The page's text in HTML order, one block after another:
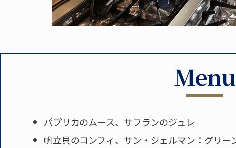
Menu
パプリカのムース、サフランのジュレ
帆立貝のコンフィ、サン・ジェルマン：グリー